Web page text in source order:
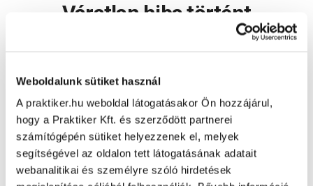
Weboldalunk sütiket használ
A praktiker.hu weboldal látogatásakor Ön hozzájárul,
hogy a Praktiker Kft. és szerződött partnerei
számítógépén sütiket helyezzenek el, melyek
segítségével az oldalon tett látogatásának adatait
webanalitikai és személyre szóló hirdetések
Váratlan hiba történt
Oldal újratöltése